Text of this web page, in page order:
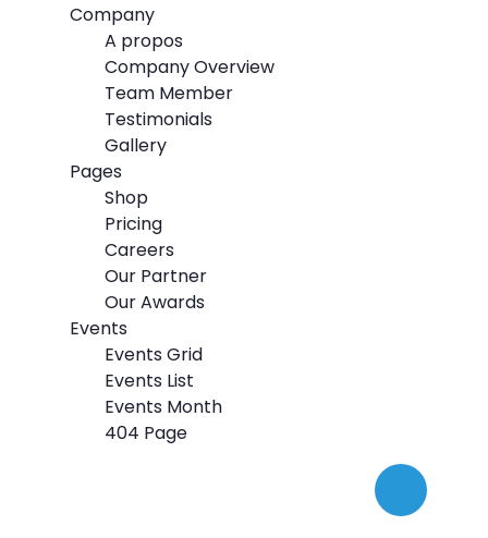
Company
A propos
Company Overview
Team Member
Testimonials
Gallery
Pages
Shop
Pricing
Careers
Our Partner
Our Awards
Events
Events Grid
Events List
Events Month
404 Page